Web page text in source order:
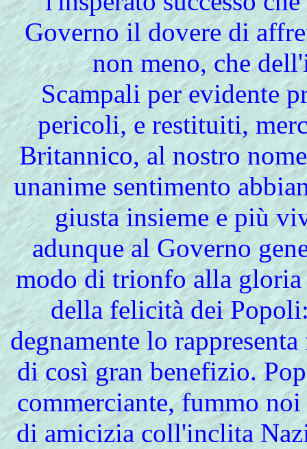
Governo il dovere di
non meno, che
Scampali per evidente
pericoli, e restituiti,
Britannico, al nostro
unanime sentimento
giusta insieme e più
adunque al Governo
modo di trionfo alla
della felicità dei
degnamente lo
di così gran benefizio.
commerciante, fummo
di amicizia coll'inclita